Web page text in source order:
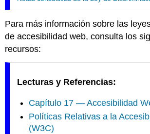
Para más información sobre las
de accesibilidad web, consulta los
recursos:
Lecturas y Referencias:
Capítulo 17 — Accesibilidad
Políticas Relativas a la
(W3C)